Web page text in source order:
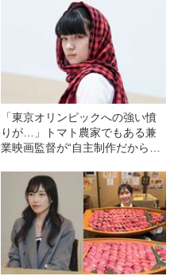
「東京オリンピックへの強い憤
りが…」トマト農家でもある兼
業映画監督が“自主制作だからで